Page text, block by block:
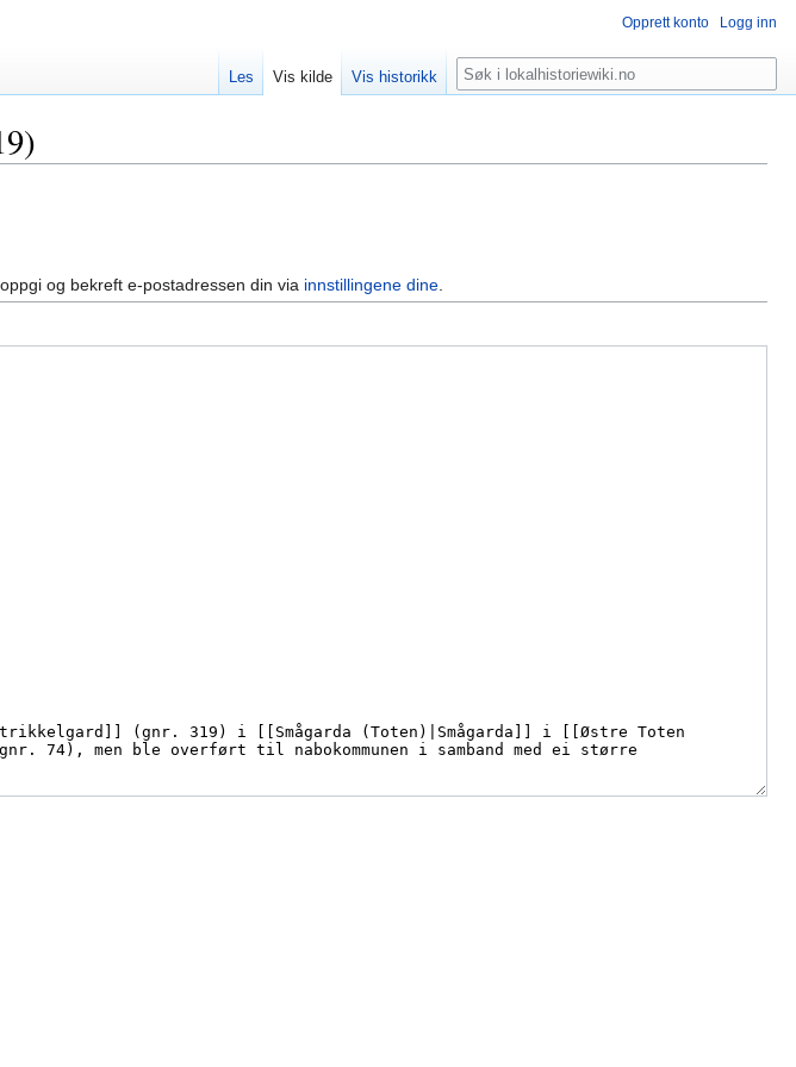
og bekreft e-postadressen din via innstillingene dine
Opprett konto Logg inn
Les Vis kilde Vis historikk Søk